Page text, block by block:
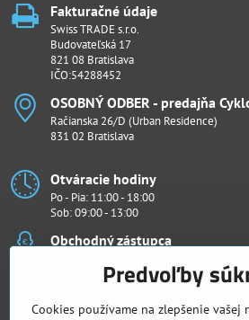
Fakturačné údaje
Swiss TRADE s.r.o.
Budovateľská 17
821 08 Bratislava
IČO:54288452
OSOBNÝ ODBER - predajňa
Račianska 26/D (Urban Residence)
831 02 Bratislava
Otváracie hodiny
Po - Pia: 11:00 - 18:00
Sob: 09:00 - 13:00
Obchodný zástupca
Všetko k nákupu
Predvoľby
Cookies používame na zlepšenie vašej